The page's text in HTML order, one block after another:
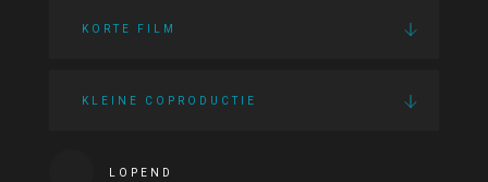
KORTE FILM
KLEINE COPRODUCTIE
LOPEND